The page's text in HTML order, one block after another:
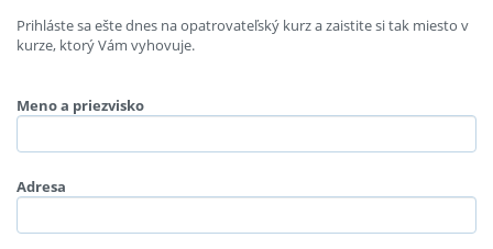
Prihláste sa ešte dnes na opatrovateľský kurz a zaistite si tak miesto v
kurze, ktorý Vám vyhovuje.
Meno a priezvisko
Adresa